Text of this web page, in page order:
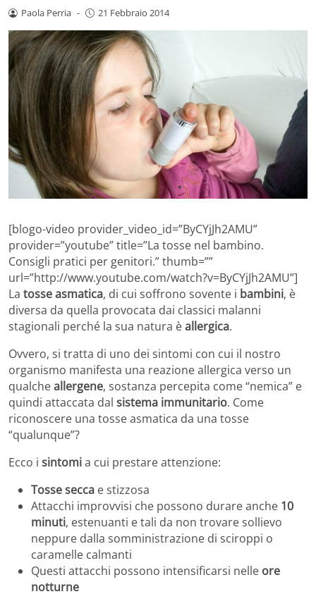
Paola Perria - 21 Febbraio 2014
[blogo-video provider_video_id=”ByCYjJh2AMU”
provider=”youtube” title=”La tosse nel bambino.
Consigli pratici per genitori.” thumb=””
url=”http://www.youtube.com/watch?v=ByCYjJh2AMU”]
La tosse asmatica, di cui soffrono sovente i bambini, è
diversa da quella provocata dai classici malanni
stagionali perché la sua natura èallergica.
Ovvero, si tratta di uno dei sintomi con cui il nostro
organismo manifesta una reazione allergica verso un
qualcheallergene, sostanza percepita come “nemica” e
quindi attaccata dal sistema immunitario. Come
riconoscere una tosse asmatica da una tosse
“qualunque”?
Ecco i sintomia cui prestare attenzione:
Tosse secca e stizzosa
Attacchi improvvisi che possono durare anche 10
minuti, estenuanti e tali da non trovare sollievo
neppure dalla somministrazione di sciroppi o
caramelle calmanti
Questi attacchi possono intensificarsi nelle ore
notturne